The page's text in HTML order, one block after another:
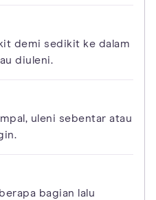
demi sedikit ke dalam
diuleni.
uleni sebentar atau
bagian lalu